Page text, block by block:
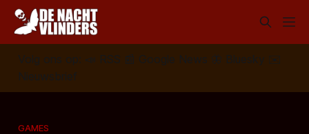
Volg ons op: 📣 RSS 📰 Google News 🦋 Bluesky
✉️
Nieuwsbrief
GAMES